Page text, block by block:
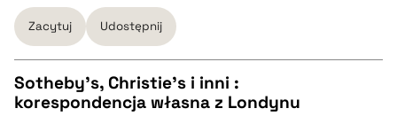
pobierz cytat
BIBTEX
pobierz cytat
Zacytuj Udostępnij
CZYSTY TEKST
Sotheby's, Christie's i inni :
korespondencja własna z Londynu